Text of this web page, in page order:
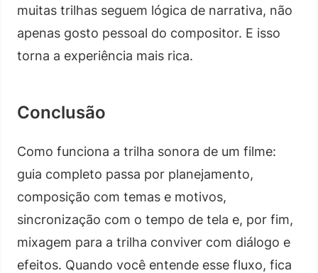
muitas trilhas seguem lógica de narrativa, não
apenas gosto pessoal do compositor. E isso
torna a experiência mais rica.
Conclusão
Como funciona a trilha sonora de um filme:
guia completo passa por planejamento,
composição com temas e motivos,
sincronização com o tempo de tela e, por fim,
mixagem para a trilha conviver com diálogo e
efeitos. Quando você entende esse fluxo, fica